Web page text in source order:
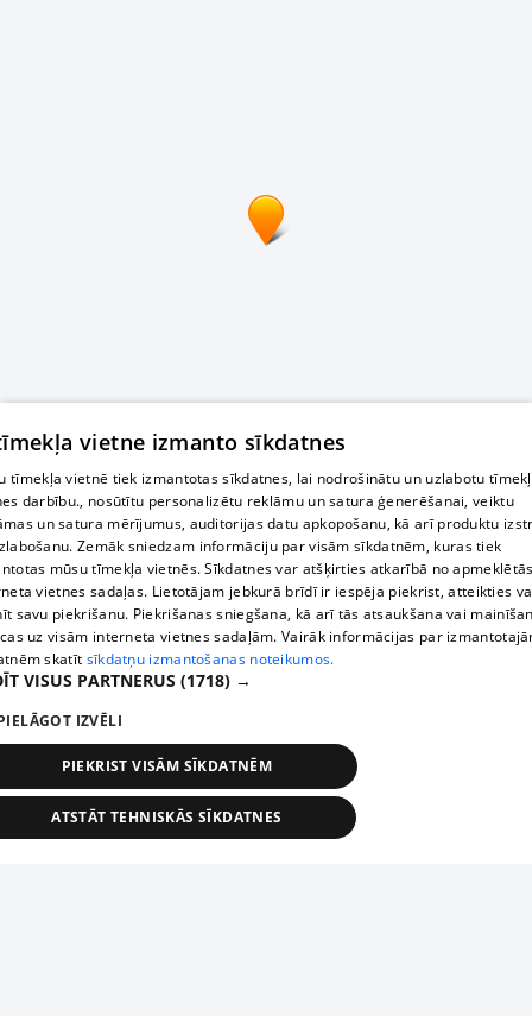
vietne izmanto sīkdatnes
tīmekļa vietnē tiek izmantotas sīkdatnes, lai nodrošinātu un uzlabotu
darbību., nosūtītu personalizētu reklāmu un satura ģenerēšanai, veiktu
un satura mērījumus, auditorijas datu apkopošanu, kā arī produktu
Zemāk sniedzam informāciju par visām sīkdatnēm, kuras tiek
mūsu tīmekļa vietnēs. Sīkdatnes var atšķirties atkarībā no
vietnes sadaļas. Lietotājam jebkurā brīdī ir iespēja piekrist, atteikties
savu piekrišanu. Piekrišanas sniegšana, kā arī tās atsaukšana vai
uz visām interneta vietnes sadaļām. Vairāk informācijas par
skatīt sīkdatņu izmantošanas noteikumos.
VISUS PARTNERUS (1718) →
IZVĒLI
PIEKRIST VISĀM SĪKDATNĒM
ATSTĀT TEHNISKĀS SĪKDATNES